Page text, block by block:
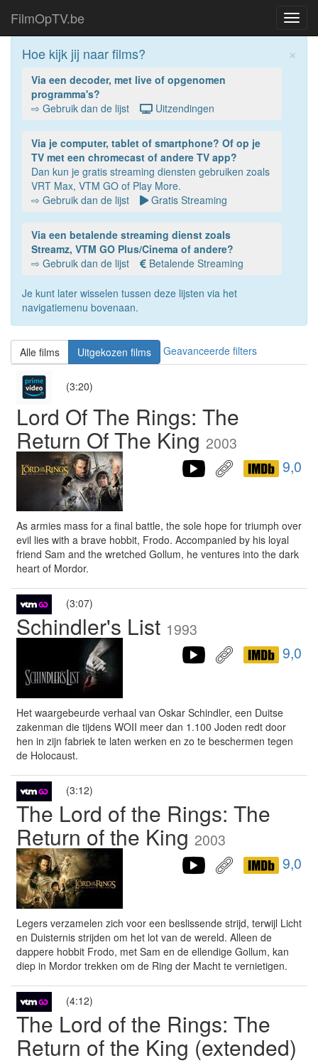
FilmOpTV.be
×
Hoe kijk jij naar films?
Via een decoder, met live of opgenomen
programma's?
⇨ Gebruik dan de lijst
Uitzendingen
Via je computer, tablet of smartphone? Of op je
TV met een chromecast of andere TV app?
Dan kun je gratis streaming diensten gebruiken zoals
VRT Max, VTM GO of Play More.
⇨ Gebruik dan de lijst
Gratis Streaming
Via een betalende streaming dienst zoals
Streamz, VTM GO Plus/Cinema of andere?
⇨ Gebruik dan de lijst
Betalende Streaming
Je kunt later wisselen tussen deze lijsten via het
navigatiemenu bovenaan.
Alle films Uitgekozen films Geavanceerde filters
(3:20)
Lord Of The Rings: The
Return Of The King 2003
9,0
As armies mass for a final battle, the sole hope for triumph over
evil lies with a brave hobbit, Frodo. Accompanied by his loyal
friend Sam and the wretched Gollum, he ventures into the dark
heart of Mordor.
(3:07)
Schindler's List 1993
9,0
Het waargebeurde verhaal van Oskar Schindler, een Duitse
zakenman die tijdens WOII meer dan 1.100 Joden redt door
hen in zijn fabriek te laten werken en zo te beschermen tegen
de Holocaust.
(3:12)
The Lord of the Rings: The
Return of the King 2003
9,0
Legers verzamelen zich voor een beslissende strijd, terwijl Licht
en Duisternis strijden om het lot van de wereld. Alleen de
dappere hobbit Frodo, met Sam en de ellendige Gollum, kan
diep in Mordor trekken om de Ring der Macht te vernietigen.
(4:12)
The Lord of the Rings: The
Return of the King (extended)